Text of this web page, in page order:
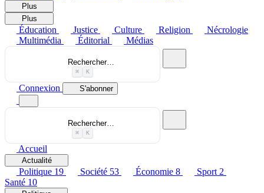
Plus
Plus
Éducation Justice Culture Religion
Nécrologie
Multimédia
Éditorial Médias
Rechercher…
⌘ K
Connexion S'abonner
Rechercher…
⌘ K
Accueil
Actualité
Politique 19 Société 53 Économie 8 Sport 2
Santé 10